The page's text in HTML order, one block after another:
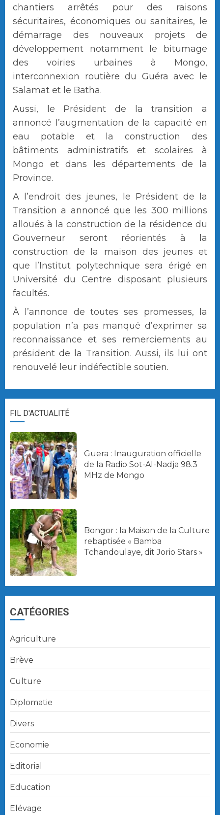
chantiers arrêtés pour des raisons
sécuritaires, économiques ou sanitaires, le
démarrage des nouveaux projets de
développement notamment le bitumage
des voiries urbaines à Mongo,
interconnexion routière du Guéra avec le
Salamat et le Batha.
Aussi, le Président de la transition a
annoncé l’augmentation de la capacité en
eau potable et la construction des
bâtiments administratifs et scolaires à
Mongo et dans les départements de la
Province.
A l’endroit des jeunes, le Président de la
Transition a annoncé que les 300 millions
alloués à la construction de la résidence du
Gouverneur seront réorientés à la
construction de la maison des jeunes et
que l’Institut polytechnique sera érigé en
Université du Centre disposant plusieurs
facultés.
À l’annonce de toutes ses promesses, la
population n’a pas manqué d’exprimer sa
reconnaissance et ses remerciements au
président de la Transition. Aussi, ils lui ont
renouvelé leur indéfectible soutien.
FIL D'ACTUALITÉ
Guera : Inauguration officielle
de la Radio Sot-Al-Nadja 98.3
MHz de Mongo
Bongor : la Maison de la Culture
rebaptisée « Bamba
Tchandoulaye, dit Jorio Stars »
CATÉGORIES
Agriculture
Brève
Culture
Diplomatie
Divers
Economie
Editorial
Education
Elévage